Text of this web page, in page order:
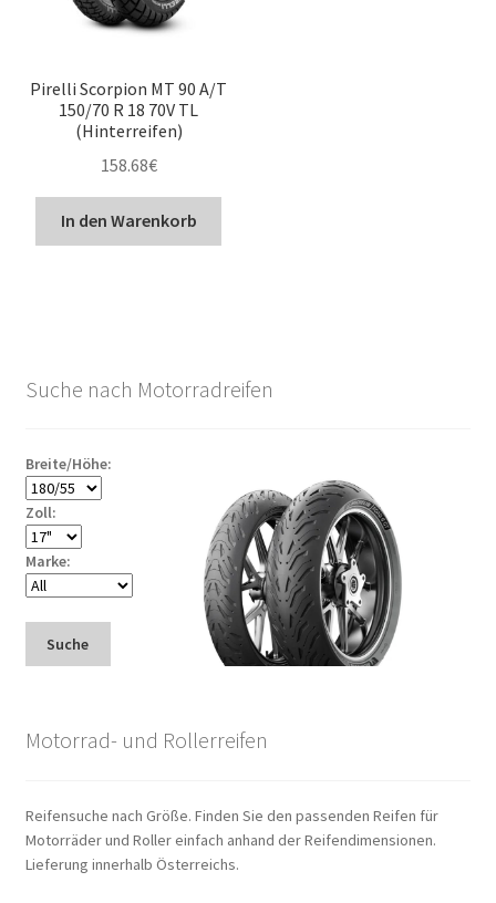
Pirelli Scorpion MT 90 A/T
150/70 R 18 70V TL
(Hinterreifen)
158.68€
In den Warenkorb
Suche nach Motorradreifen
Breite/Höhe:
Zoll:
Marke:
Suche
Motorrad- und Rollerreifen
Reifensuche nach Größe. Finden Sie den passenden Reifen für
Motorräder und Roller einfach anhand der Reifendimensionen.
Lieferung innerhalb Österreichs.